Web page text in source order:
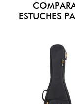
ESTUCHES